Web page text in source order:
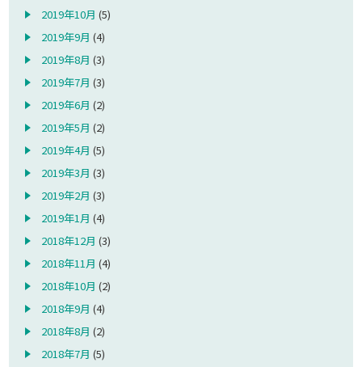
2019年10月 (5)
2019年9月 (4)
2019年8月 (3)
2019年7月 (3)
2019年6月 (2)
2019年5月 (2)
2019年4月 (5)
2019年3月 (3)
2019年2月 (3)
2019年1月 (4)
2018年12月 (3)
2018年11月 (4)
2018年10月 (2)
2018年9月 (4)
2018年8月 (2)
2018年7月 (5)